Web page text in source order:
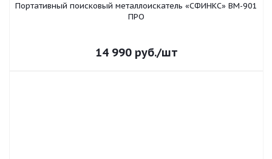
Портативный поисковый металлоискатель «СФИНКС» ВМ-901
ПРО
14 990руб./шт